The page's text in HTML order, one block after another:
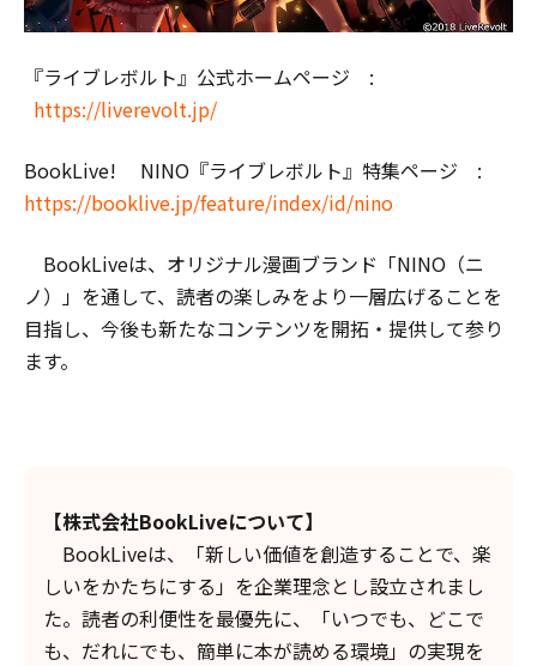
『ライブレボルト』公式ホームページ :
https://liverevolt.jp/
BookLive! NINO『ライブレボルト』特集ページ :
https://booklive.jp/feature/index/id/nino
BookLiveは、オリジナル漫画ブランド「NINO（ニ
ノ）」を通して、読者の楽しみをより一層広げることを
目指し、今後も新たなコンテンツを開拓・提供して参り
ます。
【株式会社BookLiveについて】
BookLiveは、「新しい価値を創造することで、楽
しいをかたちにする」を企業理念とし設立されまし
た。読者の利便性を最優先に、「いつでも、どこで
も、だれにでも、簡単に本が読める環境」の実現を